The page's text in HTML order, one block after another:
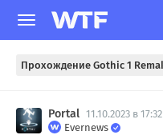
Прохождение Gothic 1
Portal 11.10.2023 в 17:32
Evernews